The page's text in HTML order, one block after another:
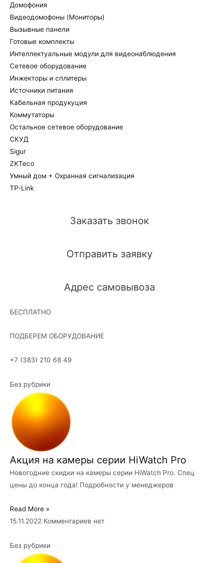
Домофония
Видеодомофоны (Мониторы)
Вызывные панели
Готовые комплекты
Интеллектуальные модули для видеонаблюдения
Сетевое оборудование
Инжекторы и сплитеры
Источники питания
Кабельная продукуция
Коммутаторы
Остальное сетевое оборудование
СКУД
Sigur
ZKTeco
Умный дом + Охранная сигнализация
TP-Link
Заказать звонок
Отправить заявку
Адрес самовывоза
БЕСПЛАТНО
ПОДБЕРЕМ ОБОРУДОВАНИЕ
+7 (383) 210 68 49
Без рубрики
Акция на камеры серии HiWatch Pro
Новогодние скидки на камеры серии HiWatch Pro. Спец
цены до конца года! Подробности у менеджеров
Read More »
15.11.2022 Комментариев нет
Без рубрики